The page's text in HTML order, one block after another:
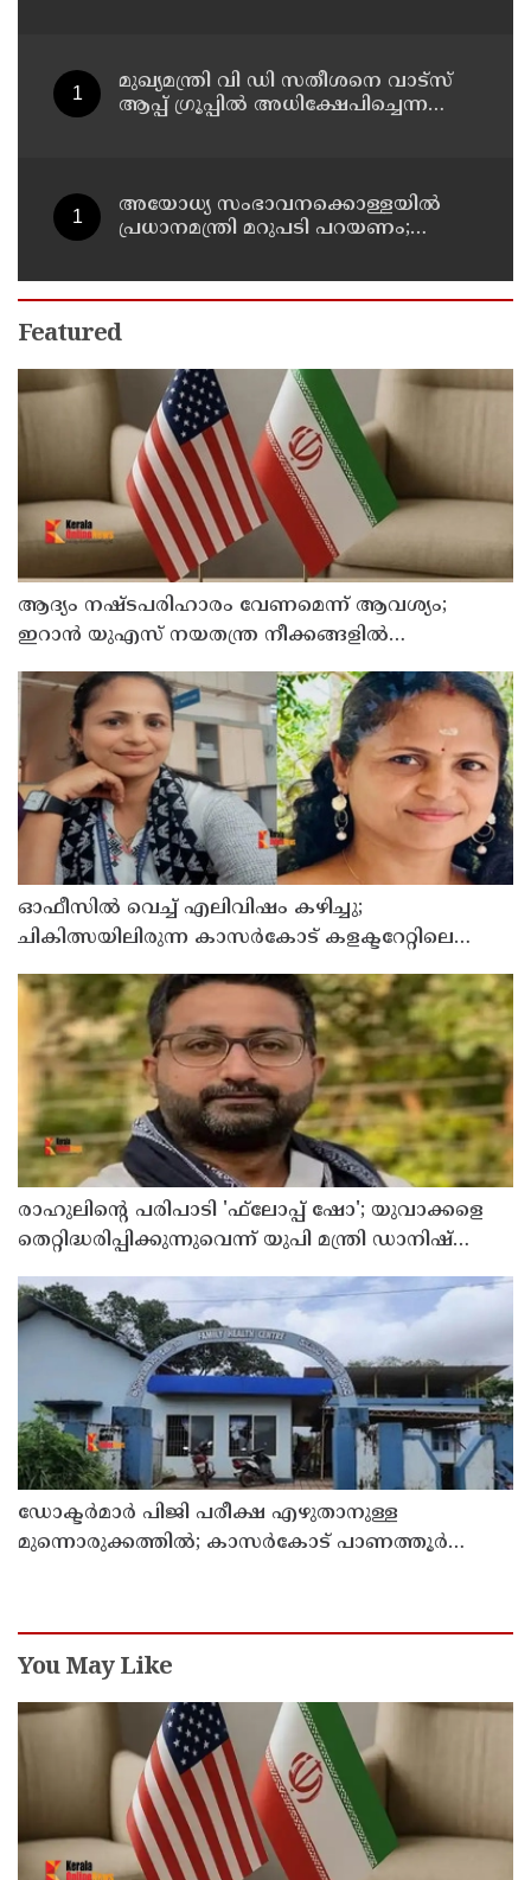
മുഖ്യമന്ത്രി വി ഡി സതീശനെ വാട്‌സ്
ആപ്പ് ഗ്രൂപ്പില്‍ അധിക്ഷേപിച്ചെന്ന
അയോധ്യ സംഭാവനക്കൊള്ളയില്‍
പ്രധാനമന്ത്രി മറുപടി പറയണം;
സാധാരണക്കാര്‍
ആശങ്കാകുലരാണെന്ന് ഖാര്‍ഗെ
Featured
ആദ്യം നഷ്ടപരിഹാരം വേണമെന്ന് ആവശ്യം;
ഇറാന്‍ യുഎസ് നയതന്ത്ര നീക്കങ്ങളില്‍
അനിശ്ചിതത്വം
ഓഫീസില്‍ വെച്ച് എലിവിഷം കഴിച്ചു;
ചികിത്സയിലിരുന്ന കാസര്‍കോട് കളക്ടറേറ്റിലെ
സീനിയര്‍ ക്ലര്‍ക്ക് മരിച്ചു
രാഹുലിന്റെ പരിപാടി 'ഫ്‌ലോപ്പ് ഷോ'; യുവാക്കളെ
തെറ്റിദ്ധരിപ്പിക്കുന്നുവെന്ന് യുപി മന്ത്രി ഡാനിഷ്
അന്‍സാരി
ഡോക്ടര്‍മാര്‍ പിജി പരീക്ഷ എഴുതാനുള്ള
മുന്നൊരുക്കത്തില്‍; കാസര്‍കോട് പാണത്തൂര്‍
You May Like